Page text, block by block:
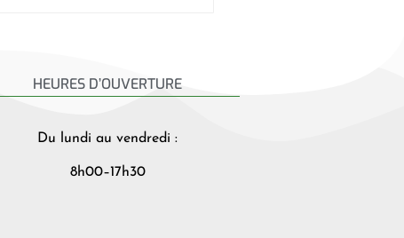
HEURES D’OUVERTURE
Du lundi au vendredi :
8h00–17h30